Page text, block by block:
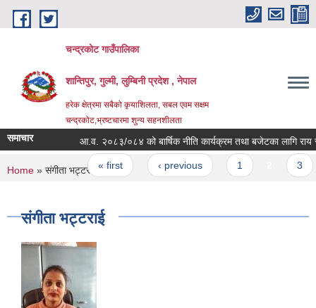
Skip to main content
चन्द्रकोट गाउँपालिका
शान्तिपुर, गुल्मी, लुम्बिनी प्रदेश , नेपाल
हरेक क्षेत्रमा सबैको कृयाशिलता, सबल एवम सक्षम
चन्द्रकोट,भ्रष्टचारमा शुन्य सहनशीलता
समाचार आ.व. २०८३/०८४ को बार्षिक नीति कार्यक्रम तथा बजेटका लागि राय
Pages
« first ‹ previous
You are here
Home » संगीता भट्टराई
संगीता भट्टराई